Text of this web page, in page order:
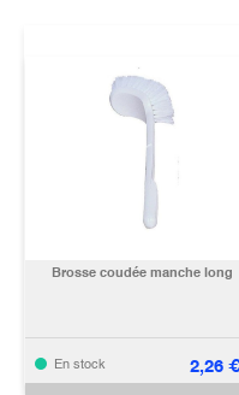
Brosse coudée manche long
En stock 2,26